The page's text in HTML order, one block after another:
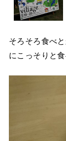
そろそろ食べ
にこっそりと